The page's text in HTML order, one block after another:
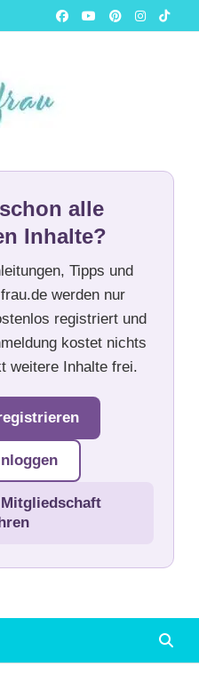
alle
Inhalte?
Tipps und
werden nur
registriert und
kostet nichts
weitere Inhalte frei.